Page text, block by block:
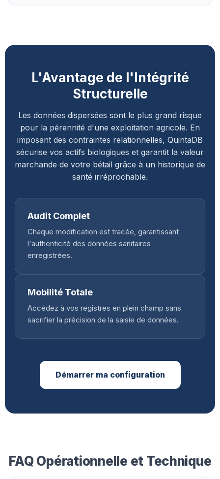
L'Avantage de l'Intégrité
Structurelle
Les données dispersées sont le plus grand risque
pour la pérennité d'une exploitation agricole. En
imposant des contraintes relationnelles, QuintaDB
sécurise vos actifs biologiques et garantit la valeur
marchande de votre bétail grâce à un historique de
santé irréprochable.
Audit Complet
Chaque modification est tracée, garantissant
l'authenticité des données sanitaires
enregistrées.
Mobilité Totale
Accédez à vos registres en plein champ sans
sacrifier la précision de la saisie de données.
Démarrer ma configuration
FAQ Opérationnelle et Technique